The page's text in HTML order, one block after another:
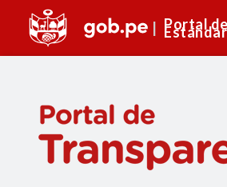
Portal
Estándar